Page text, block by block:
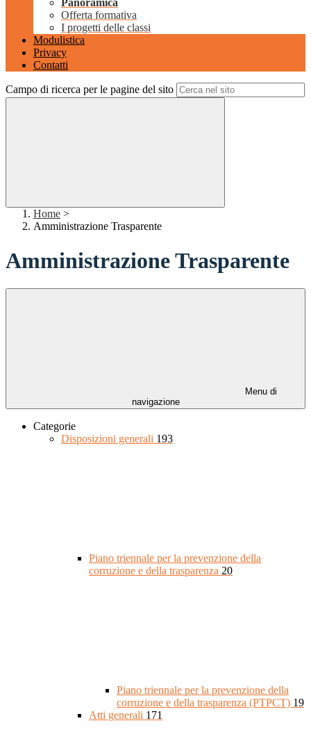
Panoramica
Offerta formativa
I progetti delle classi
Modulistica
Privacy
Contatti
Campo di ricerca per le pagine del sito
Home >
Amministrazione Trasparente
Amministrazione Trasparente
Menu di
navigazione
Categorie
Disposizioni generali 193
Piano triennale per la prevenzione della
corruzione e della trasparenza 20
Piano triennale per la prevenzione della
corruzione e della trasparenza (PTPCT) 19
Atti generali 171